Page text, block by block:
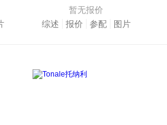
暂无报价
综述
报价 参配 图片